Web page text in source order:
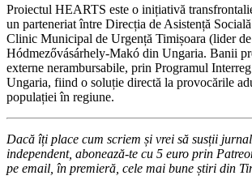
Proiectul HEARTS este o inițiativă
un parteneriat între Direcția de Asistență
Clinic Municipal de Urgență Timișoara (lider
Hódmezővásárhely-Makó din Ungaria. Banii
externe nerambursabile, prin Programul
Ungaria, fiind o soluție directă la provocările
populației în regiune.
Dacă îți place cum scriem și vrei să susții
independent, abonează-te cu 5 euro prin
pe email, în premieră, cele mai bune știri din